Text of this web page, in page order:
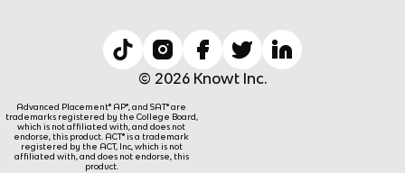
© 2026 Knowt Inc.
Advanced Placement® AP®, and SAT® are
trademarks registered by the College Board,
which is not affiliated with, and does not
endorse, this product. ACT® is a trademark
registered by the ACT, Inc, which is not
affiliated with, and does not endorse, this
product.